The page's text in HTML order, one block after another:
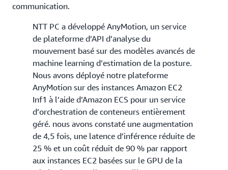
communication.
NTT PC a développé AnyMotion, un service
de plateforme d’API d’analyse du
mouvement basé sur des modèles avancés de
machine learning d’estimation de la posture.
Nous avons déployé notre plateforme
AnyMotion sur des instances Amazon EC2
Inf1 à l’aide d’Amazon ECS pour un service
d’orchestration de conteneurs entièrement
géré. nous avons constaté une augmentation
de 4,5 fois, une latence d’inférence réduite de
25 % et un coût réduit de 90 % par rapport
aux instances EC2 basées sur le GPU de la